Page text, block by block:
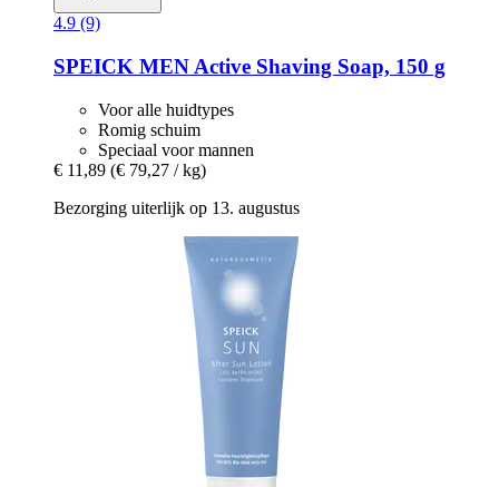
4.9 (9)
SPEICK MEN Active Shaving Soap, 150 g
Voor alle huidtypes
Romig schuim
Speciaal voor mannen
€ 11,89 (€ 79,27 / kg)
Bezorging uiterlijk op 13. augustus